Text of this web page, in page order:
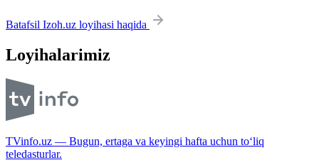
Batafsil Izoh.uz loyihasi haqida
Loyihalarimiz
TVinfo.uz — Bugun, ertaga va keyingi hafta uchun to‘liq
teledasturlar.